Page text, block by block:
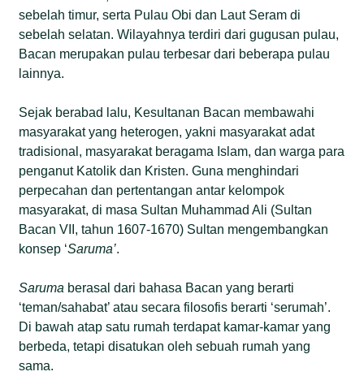
sebelah timur, serta Pulau Obi dan Laut Seram di
sebelah selatan. Wilayahnya terdiri dari gugusan pulau,
Bacan merupakan pulau terbesar dari beberapa pulau
lainnya.
Sejak berabad lalu, Kesultanan Bacan membawahi
masyarakat yang heterogen, yakni masyarakat adat
tradisional, masyarakat beragama Islam, dan warga para
penganut Katolik dan Kristen. Guna menghindari
perpecahan dan pertentangan antar kelompok
masyarakat, di masa Sultan Muhammad Ali (Sultan
Bacan VII, tahun 1607-1670) Sultan mengembangkan
konsep ‘Saruma’.
Saruma berasal dari bahasa Bacan yang berarti
‘teman/sahabat’ atau secara filosofis berarti ‘serumah’.
Di bawah atap satu rumah terdapat kamar-kamar yang
berbeda, tetapi disatukan oleh sebuah rumah yang
sama.